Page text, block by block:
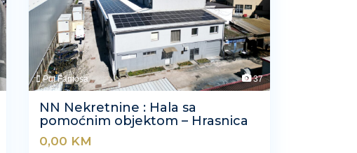
Put Famosa 37
NN Nekretnine : Hala sa
pomoćnim objektom – Hrasnica
0,00 KM